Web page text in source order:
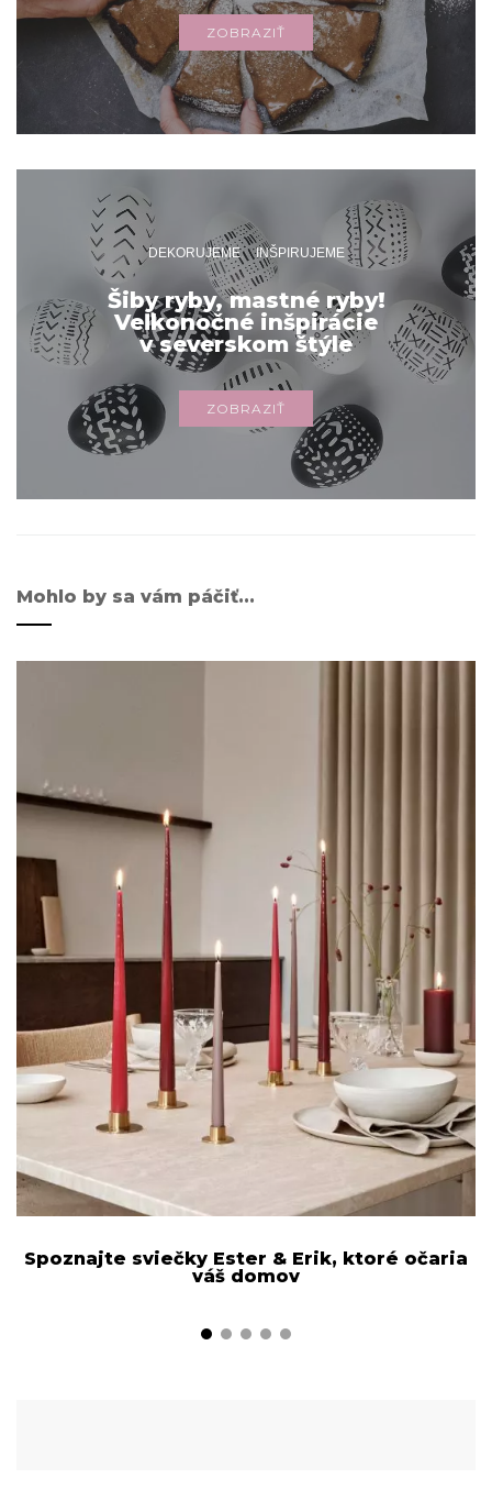
ZOBRAZIŤ
DEKORUJEME INŠPIRUJEME
Šiby ryby, mastné ryby!
Veľkonočné inšpirácie
v severskom štýle
ZOBRAZIŤ
Mohlo by sa vám páčiť...
Spoznajte sviečky Ester & Erik, ktoré očaria
váš domov